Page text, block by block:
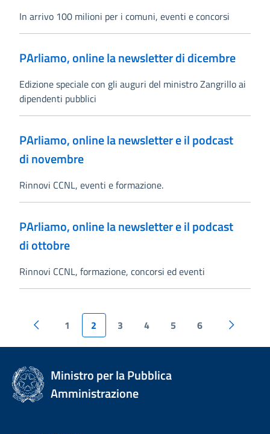
In arrivo 100 milioni per i comuni, eventi e concorsi
PArliamo, online la newsletter di dicembre
Edizione speciale con gli auguri del ministro Zangrillo ai
dipendenti pubblici
PArliamo, online la newsletter e il podcast
di novembre
Rinnovi CCNL, eventi e formazione.
PArliamo, online la newsletter e il podcast
di ottobre
Rinnovi CCNL, formazione, concorsi ed eventi
1 2 3 4 5 6
Ministro per la Pubblica
Amministrazione